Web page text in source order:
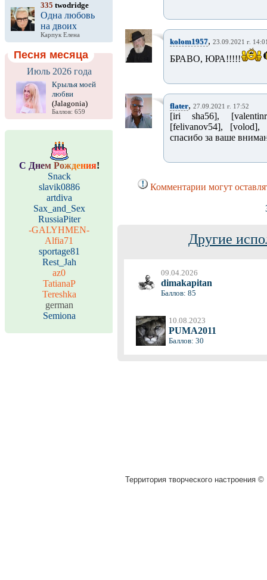
335 twodridge
Одна любовь
на двоих
Карпук Елена
Песня месяца
Июль 2026 года
Крылья моей
любви
(Jalagonia)
Баллов: 659
С Днем Рождения!
Snack
slavik0886
artdiva
Sax_and_Sex
RussiaPiter
-GALYHMEN-
Alfia71
sportage81
Rest_Jah
az0
TatianaP
Tereshka
german
Semiona
kolom1957, 23.09.2021 г.
БРАВО, ЮРА!!!!!
flater, 27.09.2021 г. 17:52
[iri sha56],
[felivanov54], [volod],
спасибо за ваше
Комментарии могут
Другие
09.04.2026
dimakapitan
Баллов: 85
10.08.2023
PUMA2011
Баллов: 30
Территория творческого настроения